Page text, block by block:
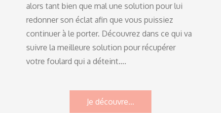
alors tant bien que mal une solution pour lui
redonner son éclat afin que vous puissiez
continuer à le porter. Découvrez dans ce qui va
suivre la meilleure solution pour récupérer
votre foulard qui a déteint….
Je découvre...